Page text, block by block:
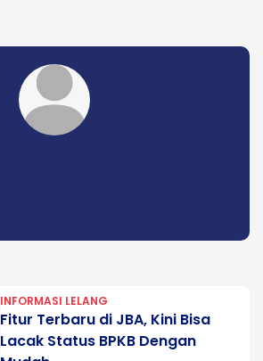
INFORMASI LELANG
Fitur Terbaru di JBA, Kini Bisa
Lacak Status BPKB Dengan